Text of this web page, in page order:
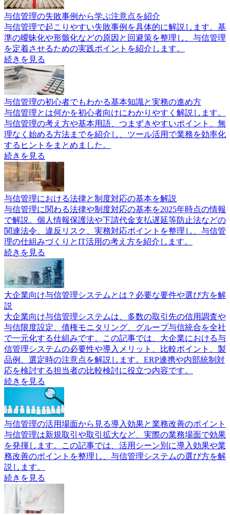
与信管理の失敗事例から学ぶ注意点を紹介
与信管理で起こりやすい失敗事例を具体的に解説します。基
準の曖昧化や形骸化などの原因と回避策を整理し、与信管理
を定着させるための実践ポイントを紹介します。
続きを見る
与信管理の初心者でもわかる基本知識と実務の進め方
与信管理とは何かを初心者向けにわかりやすく解説します。
与信管理の考え方や基本用語、つまずきやすいポイント、無
理なく始める方法までを紹介し、ツール活用で業務を効率化
するヒントをまとめました。
続きを見る
与信管理における法律と制度対応の基本を解説
与信管理に関わる法律や制度対応の基本を2025年時点の情報
で解説。個人情報保護法や下請代金支払遅延等防止法などの
関連法令、違反リスク、実務対応ポイントを整理し、与信管
理の仕組みづくりとIT活用の考え方を紹介します。
続きを見る
大企業向け与信管理システムとは？必要な要件や選び方を解
説
大企業向け与信管理システムは、多数の取引先の信用調査や
与信限度設定、債権モニタリング、グループ与信統合を全社
で一元化する仕組みです。この記事では、大企業における与
信管理システムの必要性や導入メリット、比較ポイント、製
品例、選定時の注意点を解説します。ERP連携や内部統制対
応を検討する担当者の比較検討に役立つ内容です。
続きを見る
与信管理の活用場面から見る導入効果と業務改善のポイント
与信管理は新規取引や取引拡大など、実際の業務場面で効果
を発揮します。この記事では、活用シーン別に導入効果や業
務改善のポイントを整理し、与信管理システムの選び方を解
説します。
続きを見る